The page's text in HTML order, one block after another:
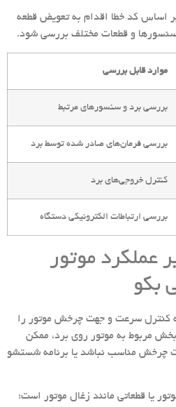
اساس کد خطا اقدام به تعویض قطعه
سنسورها و قطعات مختلف بررسی شود.
موارد قابل بررسی
بررسی برد و سنسورهای مرتبط
بررسی فرمان‌های صادر شده توسط برد
کنترل خروجی‌های برد
بررسی ارتباطات الکترونیکی دستگاه
عملکرد موتور
بکو
کنترل سرعت و جهت چرخش موتور را
مربوط به موتور روی برد، ممکن
چرخش مناسب نباشد یا برنامه شستشو
یا قطعاتی مانند زغال موتور است؛